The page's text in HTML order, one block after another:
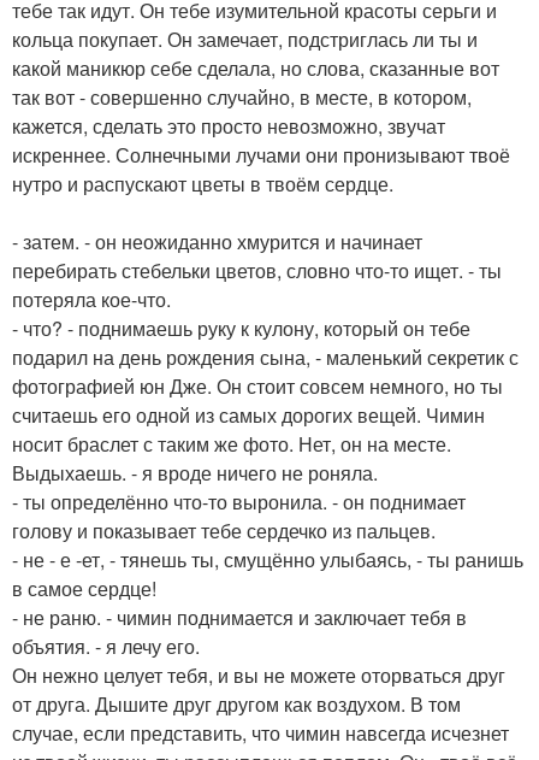
тебе так идут. Он тебе изумительной красоты серьги и
кольца покупает. Он замечает, подстриглась ли ты и
какой маникюр себе сделала, но слова, сказанные вот
так вот - совершенно случайно, в месте, в котором,
кажется, сделать это просто невозможно, звучат
искреннее. Солнечными лучами они пронизывают твоё
нутро и распускают цветы в твоём сердце.
- затем. - он неожиданно хмурится и начинает
перебирать стебельки цветов, словно что-то ищет. - ты
потеряла кое-что.
- что? - поднимаешь руку к кулону, который он тебе
подарил на день рождения сына, - маленький секретик с
фотографией юн Дже. Он стоит совсем немного, но ты
считаешь его одной из самых дорогих вещей. Чимин
носит браслет с таким же фото. Нет, он на месте.
Выдыхаешь. - я вроде ничего не роняла.
- ты определённо что-то выронила. - он поднимает
голову и показывает тебе сердечко из пальцев.
- не - е -ет, - тянешь ты, смущённо улыбаясь, - ты ранишь
в самое сердце!
- не раню. - чимин поднимается и заключает тебя в
объятия. - я лечу его.
Он нежно целует тебя, и вы не можете оторваться друг
от друга. Дышите друг другом как воздухом. В том
случае, если представить, что чимин навсегда исчезнет